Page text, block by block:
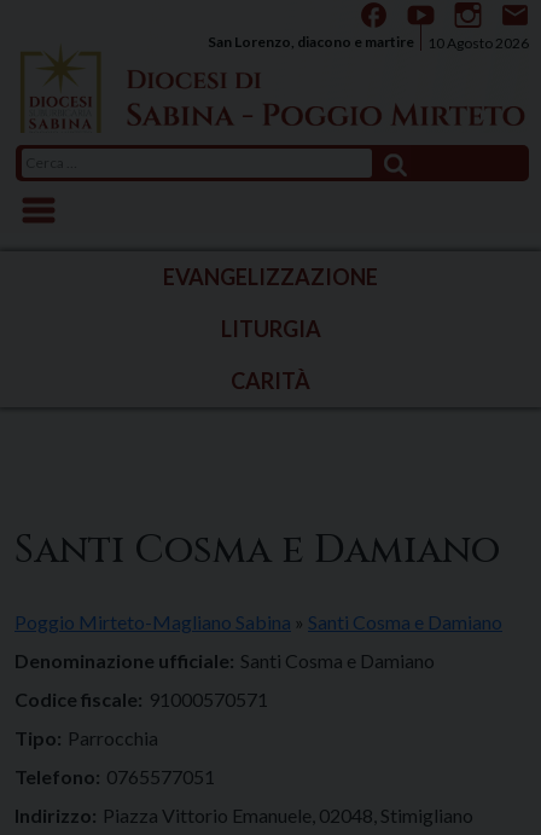
content
10 Agosto 2026
San Lorenzo, diacono e martire
per:
EVANGELIZZAZIONE
LITURGIA
CARITÀ
Santi Cosma e Damiano
Poggio Mirteto-Magliano Sabina » Santi Cosma e Damiano
Denominazione ufficiale: Santi Cosma e Damiano
Codice fiscale: 91000570571
Tipo: Parrocchia
Telefono: 0765577051
Indirizzo: Piazza Vittorio Emanuele, 02048, Stimigliano